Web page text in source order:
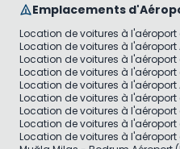
Emplacements
Location de voitures à
Location de voitures à l'aéroport
Location de voitures à l'aéroport
Location de voitures à l'aéroport
Location de voitures à
Location de voitures à l'aéroport
Location de voitures à
Location de voitures à l'aéroport
Location de voitures à l'aéroport